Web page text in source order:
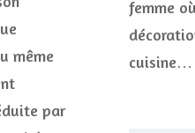
même
par
femme
cuisine…